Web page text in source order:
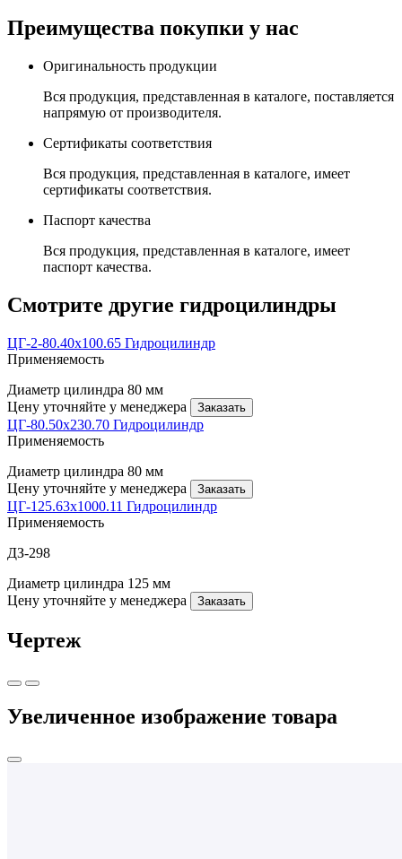
Преимущества покупки у нас
Оригинальность продукции
Вся продукция, представленная в каталоге, поставляется
напрямую от производителя.
Сертификаты соответствия
Вся продукция, представленная в каталоге, имеет
сертификаты соответствия.
Паспорт качества
Вся продукция, представленная в каталоге, имеет
паспорт качества.
Смотрите другие гидроцилиндры
ЦГ-2-80.40х100.65 Гидроцилиндр
Применяемость
Диаметр цилиндра 80 мм
Цену уточняйте у менеджера
Заказать
ЦГ-80.50х230.70 Гидроцилиндр
Применяемость
Диаметр цилиндра 80 мм
Цену уточняйте у менеджера
Заказать
ЦГ-125.63х1000.11 Гидроцилиндр
Применяемость
ДЗ-298
Диаметр цилиндра 125 мм
Цену уточняйте у менеджера
Заказать
Чертеж
Увеличенное изображение товара